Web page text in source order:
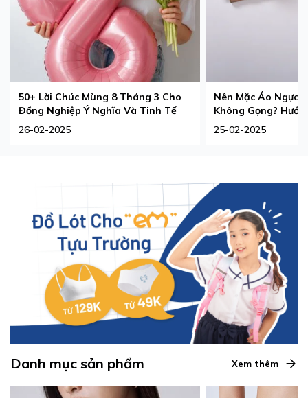
50+ Lời Chúc Mùng 8 Tháng 3 Cho
Đồng Nghiệp Ý Nghĩa Và Tinh Tế
26-02-2025
Nên Mặc Áo Ngực
Không Gọng?
Phù Hợp Nhất
25-02-2025
Danh mục sản phẩm Xem thêm